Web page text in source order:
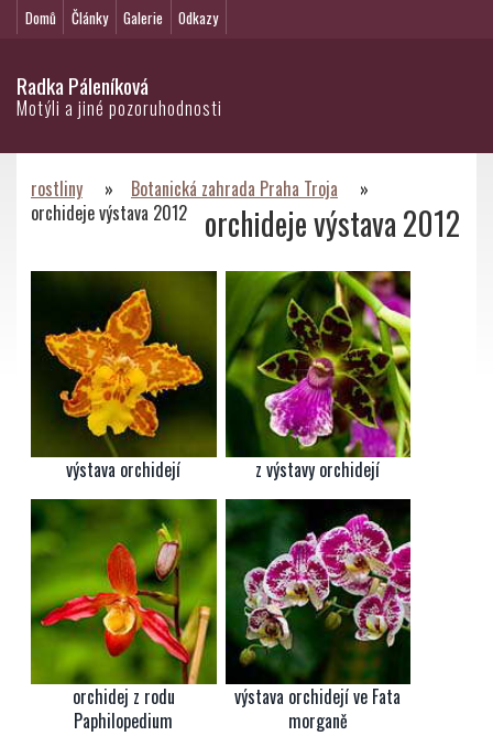
Domů Články Galerie Odkazy
Radka Páleníková
Motýli a jiné pozoruhodnosti
rostliny » Botanická zahrada Praha Troja »
orchideje výstava 2012
orchideje výstava 2012
výstava orchidejí z výstavy orchidejí
orchidej z rodu
Paphilopedium
výstava orchidejí ve Fata
morganě